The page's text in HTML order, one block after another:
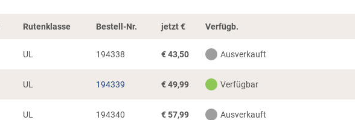
Rutenklasse Bestell-Nr. jetzt€ Verfügb.
UL 194338 €43,50 Ausverkauft
UL 194339 €49,99 Verfügbar
UL 194340 €57,99 Ausverkauft